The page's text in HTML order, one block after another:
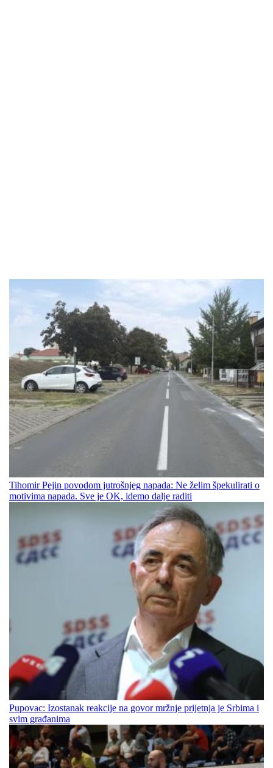
Tihomir Pejin povodom jutrošnjeg napada: Ne želim špekulirati o
motivima napada. Sve je OK, idemo dalje raditi
Pupovac: Izostanak reakcije na govor mržnje prijetnja je Srbima i
svim građanima